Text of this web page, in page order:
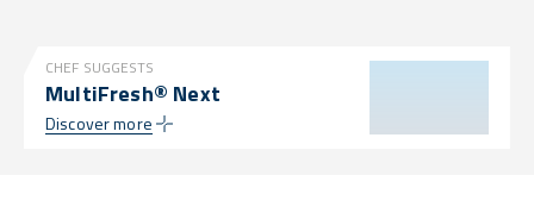
CHEF SUGGESTS
MultiFresh® Next
Discover more